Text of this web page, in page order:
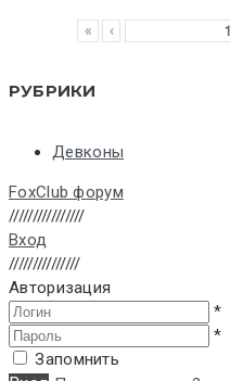
« ‹
РУБРИКИ
Девконы
FoxClub форум
////////////////
Вход
///////////////
Авторизация
*
*
Запомнить